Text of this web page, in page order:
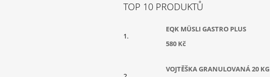
TOP 10 PRODUKTŮ
EQK MÜSLI GASTRO PLUS
580 Kč
VOJTĚŠKA GRANULOVANÁ 20 KG